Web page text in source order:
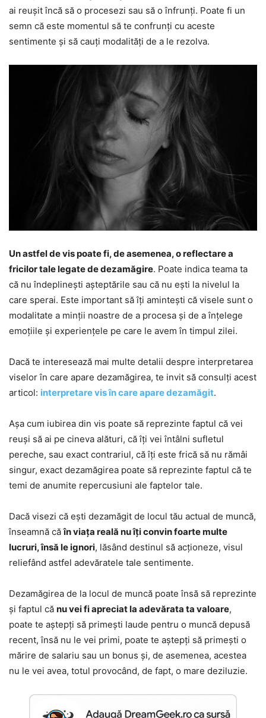
ai reușit încă să o procesezi sau să o înfrunți. Poate fi un
semn că este momentul să te confrunți cu aceste
sentimente și să cauți modalități de a le rezolva.
Un astfel de vis poate fi, de asemenea, o reflectare a
fricilor tale legate de dezamăgire. Poate indica teama ta
că nu îndeplinești așteptările sau că nu ești la nivelul la
care sperai. Este important să îți amintești că visele sunt o
modalitate a minții noastre de a procesa și de a înțelege
emoțiile și experiențele pe care le avem în timpul zilei.
Dacă te interesează mai multe detalii despre interpretarea
viselor în care apare dezamăgirea, te invit să consulți acest
articol: interpretare vis în care apare dezamăgit.
Așa cum iubirea din vis poate să reprezinte faptul că vei
reuși să ai pe cineva alături, că îți vei întâlni sufletul
pereche, sau exact contrariul, că îți este frică să nu rămâi
singur, exact dezamăgirea poate să reprezinte faptul că te
temi de anumite repercusiuni ale faptelor tale.
Dacă visezi că ești dezamăgit de locul tău actual de muncă,
înseamnă căîn viața reală nu îți convin foarte multe
lucruri, însă le ignori, lăsând destinul să acționeze, visul
reliefând astfel adevăratele tale sentimente.
Dezamăgirea de la locul de muncă poate însă să reprezinte
și faptul că nu vei fi apreciat la adevărata ta valoare,
poate te aștepți să primești laude pentru o muncă depusă
recent, însă nu le vei primi, poate te aștepți să primești o
mărire de salariu sau un bonus și, de asemenea, acestea
nu le vei avea, totul provocând, de fapt, o mare deziluzie.